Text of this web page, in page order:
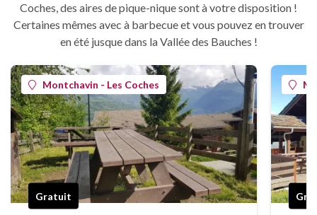
Coches, des aires de pique-nique sont à votre disposition !
Certaines mêmes avec à barbecue et vous pouvez en trouver
en été jusque dans la Vallée des Bauches !
Montchavin - Les Coches
Gratuit